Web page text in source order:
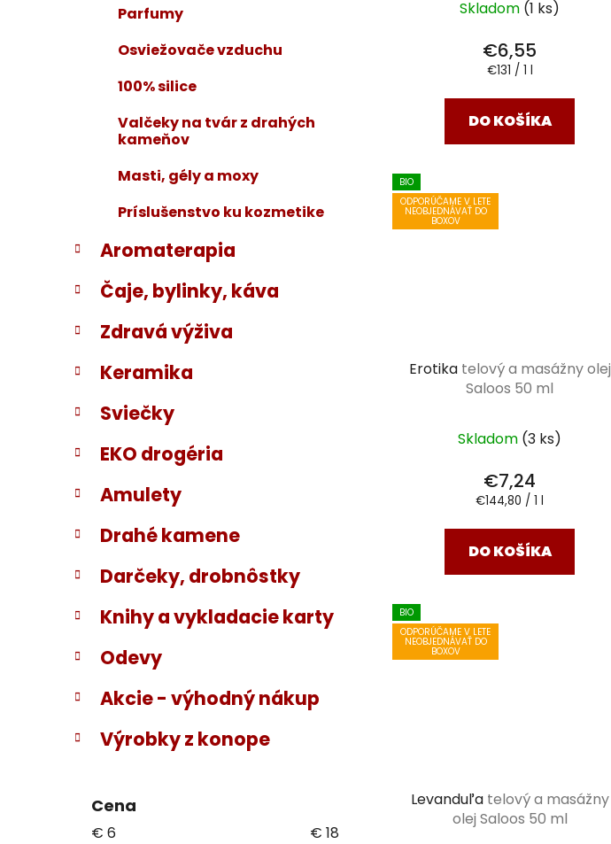
Parfumy
Osviežovače vzduchu
100% silice
Valčeky na tvár z drahých
kameňov
Masti, gély a moxy
Príslušenstvo ku kozmetike
Aromaterapia
Čaje, bylinky, káva
Zdravá výživa
Keramika
Sviečky
EKO drogéria
Amulety
Drahé kamene
Darčeky, drobnôstky
Knihy a vykladacie karty
Odevy
Akcie - výhodný nákup
Výrobky z konope
Cena
€ 6 € 18
Skladom (1 ks)
€6,55
Jednotková
€131 / 1 l
DO KOŠÍKA
BIO
ODPORÚČAME V LETE
NEOBJEDNÁVAŤ DO
BOXOV
Erotika telový a masážny olej
Saloos 50 ml
Skladom (3 ks)
€7,24
Jednotková
€144,80 / 1 l
DO KOŠÍKA
BIO
ODPORÚČAME V LETE
NEOBJEDNÁVAŤ DO
BOXOV
Levanduľa telový a masážny
olej Saloos 50 ml